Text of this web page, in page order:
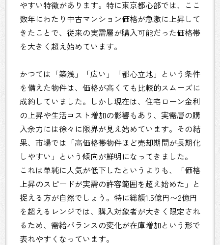
やすい特徴があります。特に東京都心部では、ここ
数年にわたり中古マンション価格が急激に上昇して
きたことで、従来の実需層が購入可能だった価格帯
を大きく超え始めています。
かつては「築浅」「広い」「都心立地」という条件
を備えた物件は、価格が高くても比較的スムーズに
成約していました。しかし現在は、住宅ローン金利
の上昇や生活コスト増加の影響もあり、実需層の購
入余力には徐々に限界が見え始めています。その結
果、市場では「高価格帯物件ほど売却期間が長期化
しやすい」という傾向が鮮明になってきました。
これは単純に人気が低下したというよりも、「価格
上昇のスピードが実需の許容範囲を超え始めた」と
捉える方が自然でしょう。特に総額1.5億円〜2億円
を超えるレンジでは、購入対象者が大きく限定され
るため、需給バランスの変化が在庫増加という形で
表れやすくなっています。